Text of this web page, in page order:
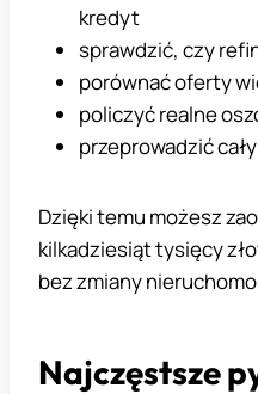
kredyt
sprawdzić, czy
porównać oferty
policzyć realne
przeprowadzić
Dzięki temu możesz
kilkadziesiąt tysięcy
bez zmiany
Najczęstsze